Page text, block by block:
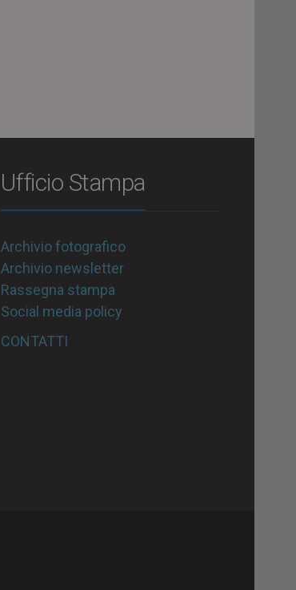
Ufficio Stampa
Archivio fotografico
Archivio newsletter
Rassegna stampa
Social media policy
CONTATTI